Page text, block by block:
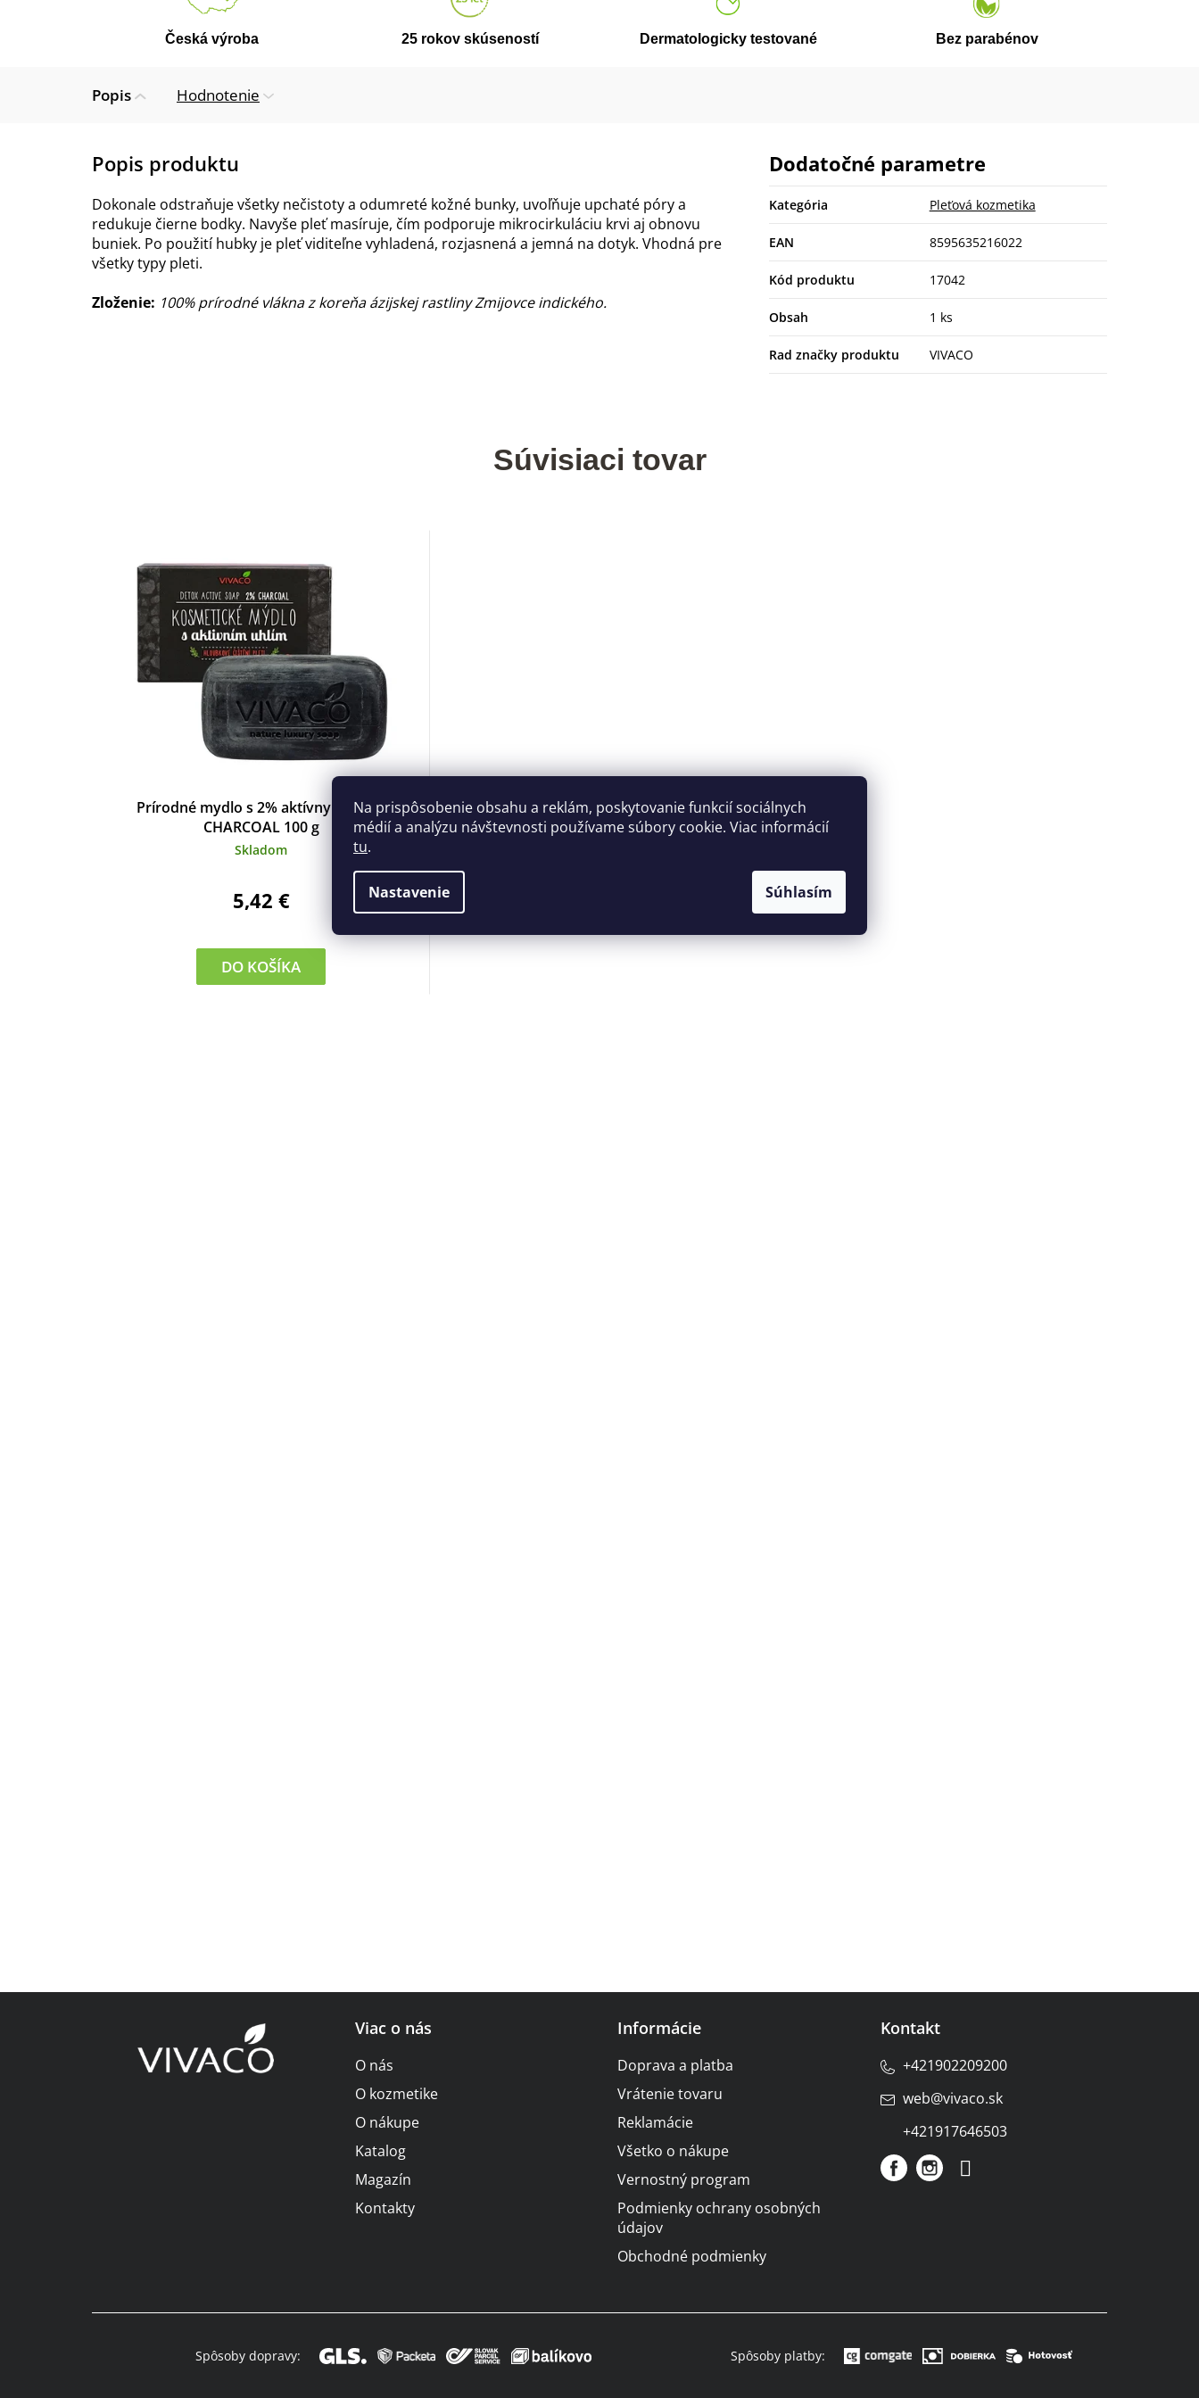
Na prispôsobenie obsahu a reklám, poskytovanie funkcií sociálnych
médií a analýzu návštevnosti používame súbory cookie. Viac informácií
tu.
Nastavenie Súhlasím
Česká výroba 25 rokov skúseností Dermatologicky testované Bez parabénov
Popis Hodnotenie
Dokonale odstraňuje všetky nečistoty a odumreté kožné bunky, uvoľňuje upchaté póry a
redukuje čierne bodky. Navyše pleť masíruje, čím podporuje mikrocirkuláciu krvi aj obnovu
buniek. Po použití hubky je pleť viditeľne vyhladená, rozjasnená a jemná na dotyk. Vhodná pre
všetky typy pleti.
Zloženie: 100% prírodné vlákna z koreňa ázijskej rastliny Zmijovce indického.
Dodatočné parametre
Kategória Pleťová kozmetika
EAN 8595635216022
Kód produktu 17042
Obsah 1 ks
Rad značky produktu VIVACO
Súvisiaci tovar
Prírodné mydlo s 2% aktívnym uhlím
CHARCOAL 100 g
Skladom
5,42 €
DO KOŠÍKA
Viac o nás
O nás
O kozmetike
O nákupe
Katalog
Magazín
Kontakty
Informácie
Doprava a platba
Vrátenie tovaru
Reklamácie
Všetko o nákupe
Vernostný program
Podmienky ochrany osobných
údajov
Obchodné podmienky
Kontakt
web@vivaco.sk
+421902209200
+421917646503
Spôsoby dopravy: Spôsoby platby: